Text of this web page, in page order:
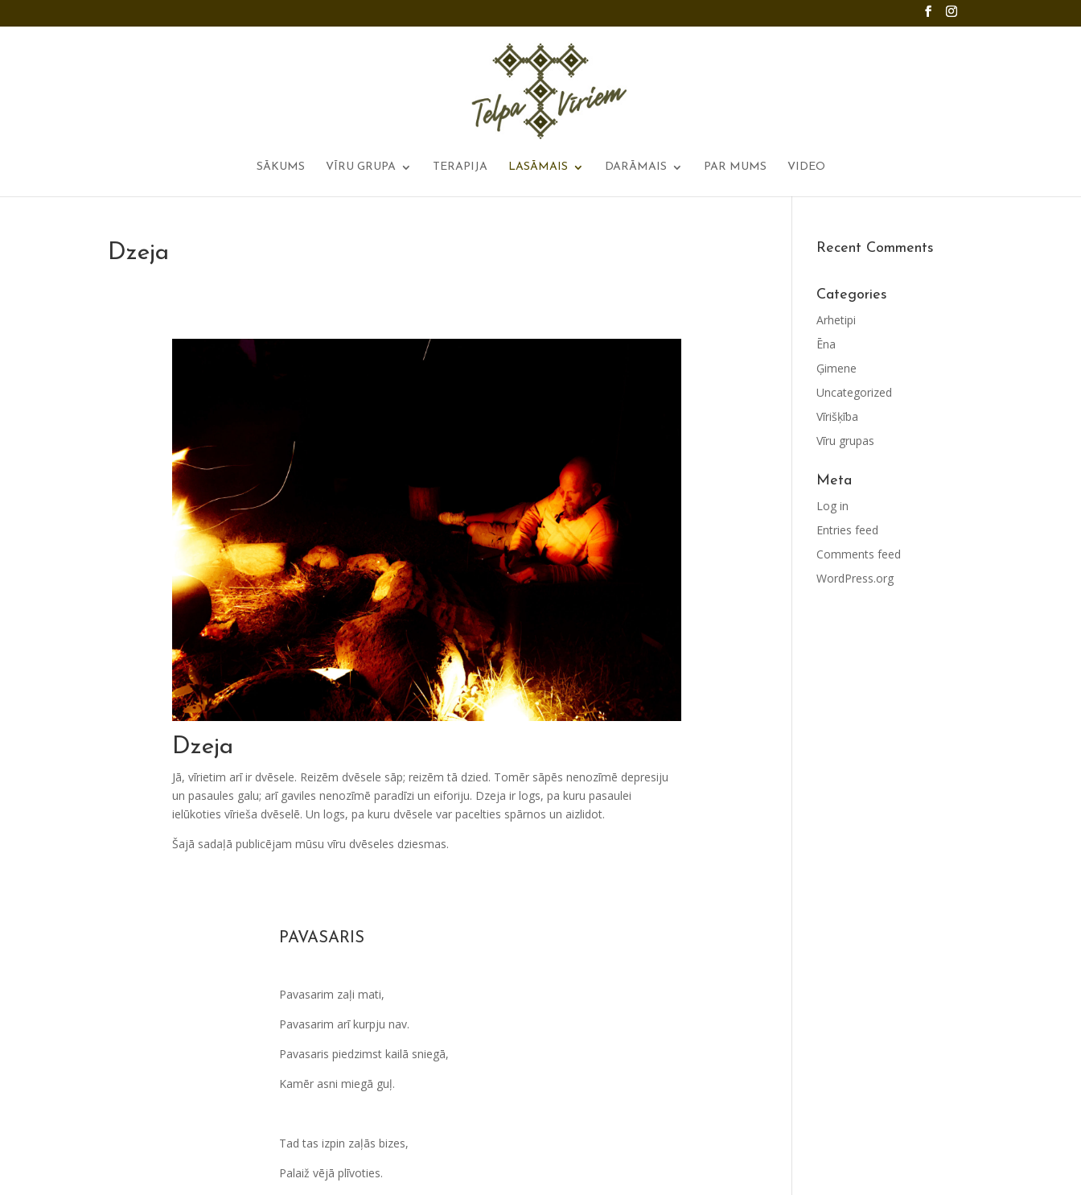
SĀKUMS VĪRU GRUPA TERAPIJA LASĀMAIS DARĀMAIS PAR MUMS VIDEO
Dzeja
Dzeja
Jā, vīrietim arī ir dvēsele. Reizēm dvēsele sāp; reizēm tā dzied. Tomēr sāpēs nenozīmē depresiju
un pasaules galu; arī gaviles nenozīmē paradīzi un eiforiju. Dzeja ir logs, pa kuru pasaulei
ielūkoties vīrieša dvēselē. Un logs, pa kuru dvēsele var pacelties spārnos un aizlidot.
Šajā sadaļā publicējam mūsu vīru dvēseles dziesmas.
PAVASARIS
Pavasarim zaļi mati,
Pavasarim arī kurpju nav.
Pavasaris piedzimst kailā sniegā,
Kamēr asni miegā guļ.
Tad tas izpin zaļās bizes,
Palaiž vējā plīvoties.
Recent Comments
Categories
Arhetipi
Ēna
Ģimene
Uncategorized
Vīrišķība
Vīru grupas
Meta
Log in
Entries feed
Comments feed
WordPress.org